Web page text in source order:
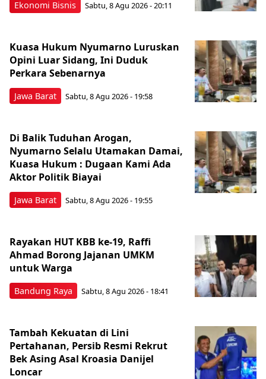
Ekonomi Bisnis Sabtu, 8 Agu 2026 - 20:11
Jawa Barat
Kuasa Hukum Nyumarno Luruskan
Opini Luar Sidang, Ini Duduk
Perkara Sebenarnya ​
Sabtu, 8 Agu 2026 - 19:58
Jawa Barat
Di Balik Tuduhan Arogan,
Nyumarno Selalu Utamakan Damai,
Kuasa Hukum : Dugaan Kami Ada
Aktor Politik Biayai
Sabtu, 8 Agu 2026 - 19:55
Bandung Raya
Rayakan HUT KBB ke-19, Raffi
Ahmad Borong Jajanan UMKM
untuk Warga
Sabtu, 8 Agu 2026 - 18:41
Tambah Kekuatan di Lini
Pertahanan, Persib Resmi Rekrut
Bek Asing Asal Kroasia Danijel
Loncar